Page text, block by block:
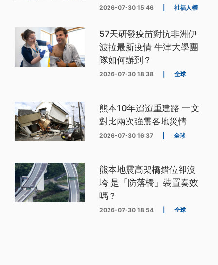
2026-07-30 15:46 社福人權
57天研發疫苗對抗非洲伊
波拉最新疫情 牛津大學團
隊如何辦到？
2026-07-30 18:38 全球
熊本10年迢迢重建路 一文
對比兩次強震各地災情
2026-07-30 16:37 全球
熊本地震高架橋錯位卻沒
垮 是「防落橋」裝置奏效
嗎？
2026-07-30 18:54 全球